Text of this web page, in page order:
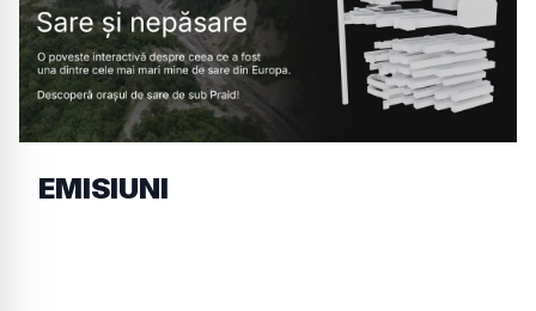
EMISIUNI